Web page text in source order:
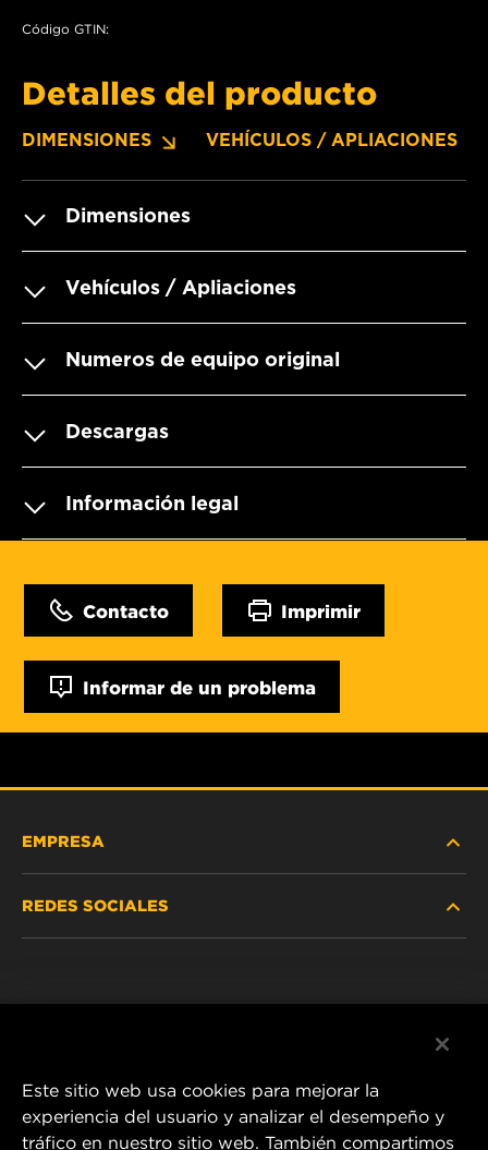
Código GTIN:
Detalles del producto
DIMENSIONES VEHÍCULOS / APLIACIONES
Dimensiones
Vehículos / Apliaciones
Numeros de equipo original
Descargas
Información legal
Contacto Imprimir
Informar de un problema
EMPRESA
REDES SOCIALES
Este sitio web usa cookies para mejorar la
experiencia del usuario y analizar el desempeño y
tráfico en nuestro sitio web. También compartimos